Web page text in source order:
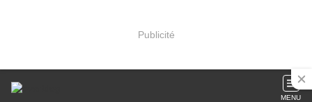
Publicité
MENU